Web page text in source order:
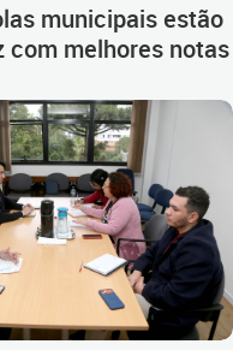
municipais estão
com melhores notas